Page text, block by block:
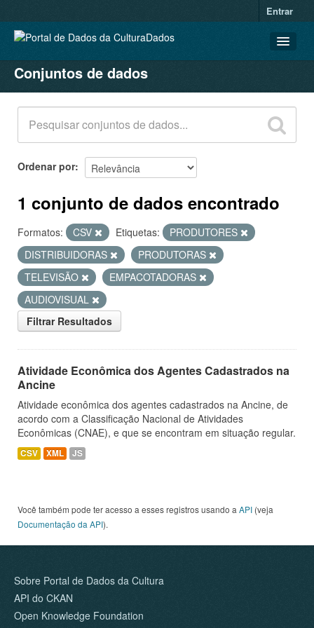
Entrar
CONJUNTOS DE DADOS
ORGANIZAÇÕES
GRUPOS
SOBRE
Conjuntos de dados
Ordenar por
1 conjunto de dados encontrado
Formatos: CSV Etiquetas:
PRODUTORES
DISTRIBUIDORAS
PRODUTORAS
TELEVISÃO
EMPACOTADORAS
AUDIOVISUAL
Filtrar Resultados
Atividade Econômica dos Agentes Cadastrados na
Ancine
Atividade econômica dos agentes cadastrados na Ancine, de
acordo com a Classificação Nacional de Atividades
Econômicas (CNAE), e que se encontram em situação regular.
CSV XML JS
Você também pode ter acesso a esses registros usando a API (veja
Documentação da API).
Sobre Portal de Dados da Cultura
API do CKAN
Open Knowledge Foundation